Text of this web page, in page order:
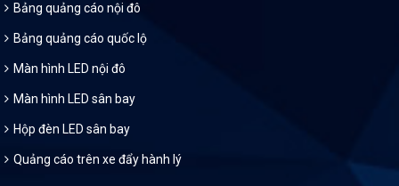
Bảng quảng cáo nội đô
Bảng quảng cáo quốc lộ
Màn hình LED nội đô
Màn hình LED sân bay
Hộp đèn LED sân bay
Quảng cáo trên xe đẩy hành lý